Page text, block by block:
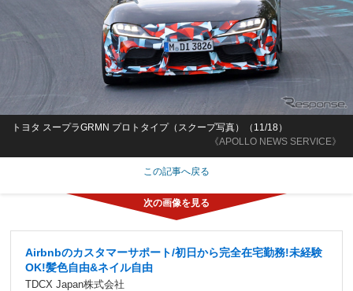
《APOLLO NEWS SERVICE》
トヨタ スープラGRMN プロトタイプ（スクープ写真）（11/18）
この記事へ戻る
Airbnbのカスタマーサポート/初日から完全在宅勤務!未経験
OK!髪色自由&ネイル自由
TDCX Japan株式会社